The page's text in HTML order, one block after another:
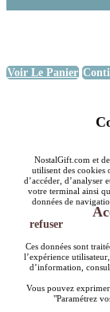
Voir Le Panier
NostalGift.com et
utilisent des cookies
d’accéder, d’analyser
votre terminal ainsi
données de
refuser
Ces données sont
l’expérience
d’information,
Vous pouvez
"Paramétrez